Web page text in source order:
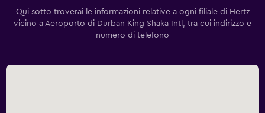
Qui sotto troverai le informazioni relative a ogni filiale di Hertz
vicino a Aeroporto di Durban King Shaka Intl, tra cui indirizzo e
numero di telefono